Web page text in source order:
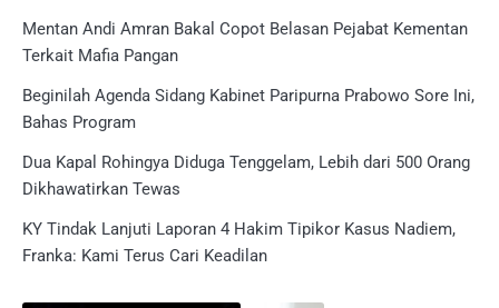
Mentan Andi Amran Bakal Copot Belasan Pejabat Kementan
Terkait Mafia Pangan
Beginilah Agenda Sidang Kabinet Paripurna Prabowo Sore Ini,
Bahas Program
Dua Kapal Rohingya Diduga Tenggelam, Lebih dari 500 Orang
Dikhawatirkan Tewas
KY Tindak Lanjuti Laporan 4 Hakim Tipikor Kasus Nadiem,
Franka: Kami Terus Cari Keadilan